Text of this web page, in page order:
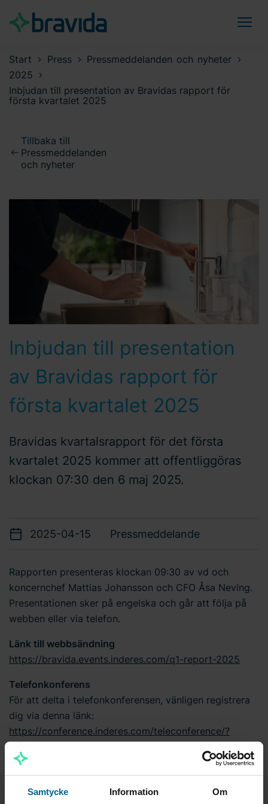
Samtycke Information Om
Start Press
Pressmeddelanden och nyheter
2025
Inbjudan till presentation av Bravidas rapport för
första kvartalet 2025
Tillbaka till
Pressmeddelanden
och nyheter
Inbjudan till presentation
av Bravidas rapport för
första kvartalet 2025
Bravidas kvartalsrapport för det första
kvartalet 2025 kommer att offentliggöras
klockan 07:30 den 6 maj 2025.
2025-04-15 Pressmeddelande
Rapporten presenteras klockan 09:30 av vd och
koncernchef Mattias Johansson och CFO Åsa Neving.
Presentationen sker på engelska och går att följa på
webben eller via telefon.
Länk till webbsändning
https://bravida.events.inderes.com/q1-report-2025
Telefonkonferens
För att delta i telefonkonferensen, vänligen registrera
dig via denna länk:
https://conference.inderes.com/teleconference/?
telefonnummer och ett konferens-ID för att få tillgång
till konferensen. Det kommer finnas möjlighet att ställa
frågor via telefonkonferensen.